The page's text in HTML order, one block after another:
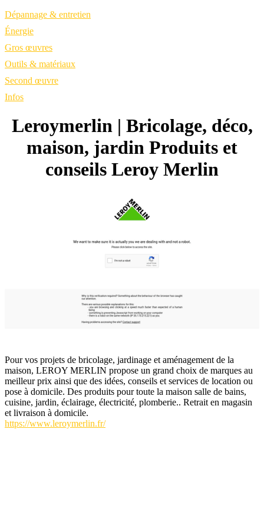
Dépannage & entretien
Énergie
Gros œuvres
Outils & matériaux
Second œuvre
Infos
Leroymerlin | Bricolage, déco,
maison, jardin Produits et
conseils Leroy Merlin
Pour vos projets de bricolage, jardinage et aménagement de la
maison, LEROY MERLIN propose un grand choix de marques au
meilleur prix ainsi que des idées, conseils et services de location ou
pose à domicile. Des produits pour toute la maison salle de bains,
cuisine, jardin, éclairage, électricité, plomberie.. Retrait en magasin
et livraison à domicile.
https://www.leroymerlin.fr/